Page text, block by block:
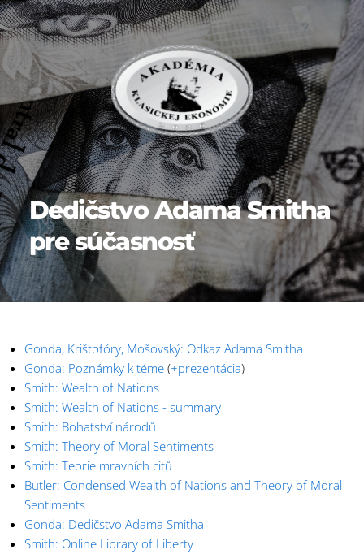
Dedičstvo Adama Smitha
pre súčasnosť
Gonda, Krištofóry, Mošovský: Odkaz Adama Smitha
Gonda: Poznámky k téme (+prezentácia)
Smith: Wealth of Nations
Smith: Wealth of Nations - summary
Smith: Bohatství národů
Smith: Theory of Moral Sentiments
Smith: Teorie mravních citů
Butler: Condensed Wealth of Nations and Theory of Moral
Sentiments
Gonda: Dedičstvo Adama Smitha
Smith: Online Library of Liberty